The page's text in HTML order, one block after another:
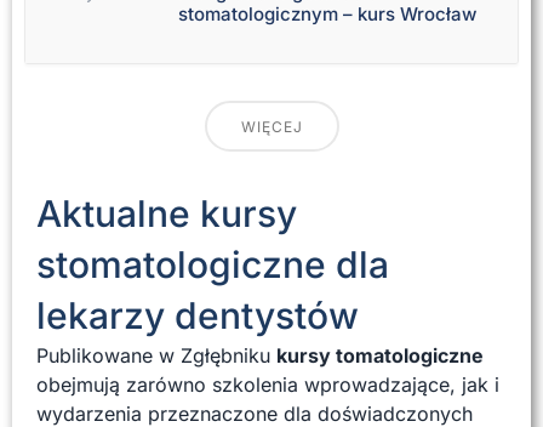
stomatologicznym – kurs Wrocław
WIĘCEJ
Aktualne kursy
stomatologiczne dla
lekarzy dentystów
Publikowane w Zgłębniku kursy tomatologiczne
obejmują zarówno szkolenia wprowadzające, jak i
wydarzenia przeznaczone dla doświadczonych